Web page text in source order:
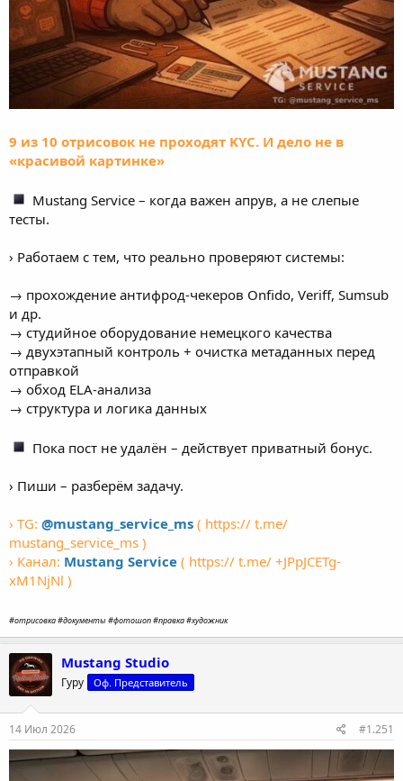
9 из 10 отрисовок не проходят KYC. И дело не в
«красивой картинке»
Mustang Service – когда важен апрув, а не слепые
тесты.
› Работаем с тем, что реально проверяют системы:
→ прохождение антифрод-чекеров Onfido, Veriff, Sumsub
и др.
→ студийное оборудование немецкого качества
→ двухэтапный контроль + очистка метаданных перед
отправкой
→ обход ELA-анализа
→ структура и логика данных
Пока пост не удалён – действует приватный бонус.
› Пиши – разберём задачу.
› TG: @mustang_service_ms ( https:// t.me/
mustang_service_ms )
› Канал: Mustang Service ( https:// t.me/ +JPpJCETg-
xM1NjNl )
#отрисовка #документы #фотошоп #правка #художник
Mustang Studio
Гуру Оф. Представитель
14 Июл 2026 #1.251